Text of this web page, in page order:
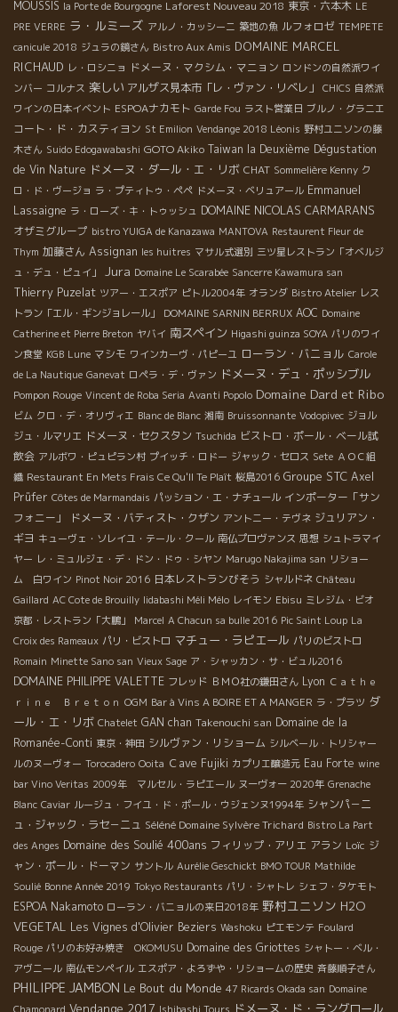
MOUSSIS la Porte de Bourgogne Laforest Nouveau 2018 東京・六本木 LE
PRE VERRE ラ・ルミーズ アルノ・カッシーニ 築地の魚 ルフォロゼ TEMPETE
canicule 2018 ジュラの鏡さん Bistro Aux Amis DOMAINE MARCEL
RICHAUD レ・ロシニョ ドメーヌ・マクシム・マニョン ロンドンの自然派ワイ
ンバー コルナス 楽しい アルザス見本市「レ・ヴァン・リベレ」 CHICS 自然派
ワインの日本イベント ESPOAナカモト Garde Fou ラスト営業日 ブルノ・グラニエ
コート・ド・カスティヨン St Emilion Vendange 2018 Léonis 野村ユニソンの藤
木さん Suido Edogawabashi GOTO Akiko Taiwan la Deuxième Dégustation
de Vin Nature ドメーヌ・ダール・エ・リボ CHAT Sommelière Kenny ク
ロ・ド・ヴージョ ラ・プティトゥ・ペペ ドメーヌ・ベリュアール Emmanuel
Lassaigne ラ・ローズ・キ・トゥッシュ DOMAINE NICOLAS CARMARANS
オザミグループ bistro YUIGA de Kanazawa MANTOVA Restaurent Fleur de
Thym 加藤さん Assignan les huitres マサル式選別 三ツ星レストラン「オベルジ
ュ・デュ・ピュイ」
Jura Domaine Le Scarabée Sancerre Kawamura san
Thierry Puzelat ツアー・エスポア ピトル2004年 オランダ Bistro Atelier レス
トラン「エル・ギンジョレール」
DOMAINE SARNIN BERRUX AOC Domaine
Catherine et Pierre Breton ヤバイ 南スペイン Higashi guinza SOYA パリのワイ
ン食堂 KGB Lune マシモ ワインカーヴ・パピーユ ローラン・バニョル Carole
de La Nautique Ganevat ロペラ・デ・ヴァン ドメーヌ・デュ・ポッシブル
Pompon Rouge Vincent de Roba Seria Avanti Popolo Domaine Dard et Ribo
ビム クロ・デ・オリヴィエ Blanc de Blanc 湘南 Bruissonnante Vodopivec ジョル
ジュ・ルマリエ ドメーヌ・セクスタン Tsuchida ビストロ・ポール・ベール試
飲会 アルボワ・ピュピラン村 プイッチ・ロドー ジャック・セロス Sete ＡＯＣ組
織 Restaurant En Mets Frais Ce Qu'Il Te Plaît 桜島2016 Groupe STC Axel
Prüfer Côtes de Marmandais パッション・エ・ナチュール インポーター「サン
フォニー」
ドメーヌ・バティスト・クザン アントニー・テヴネ ジュリアン・
ギヨ キューヴェ・ソレイユ・テール・クール 南仏プロヴァンス 思想 シュトラマイ
ヤー レ・ミュルジェ・デ・ドン・ドゥ・シヤン Marugo Nakajima san リショー
ム 白ワイン Pinot Noir 2016 日本レストランびそう シャルドネ Château
Gaillard AC Cote de Brouilly Iidabashi Méli Mélo レイモン Ebisu ミレジム・ビオ
京都・レストラン「大鵬」
Marcel A Chacun sa bulle 2016 Pic Saint Loup La
Croix des Rameaux パリ・ビストロ マチュー・ラピエール パリのビストロ
Romain Minette Sano san Vieux Sage ア・シャッカン・サ・ビュル2016
DOMAINE PHILIPPE VALETTE フレッド ＢＭＯ社の鎌田さん Lyon Ｃａｔｈｅ
ｒｉｎｅ Ｂｒｅｔｏｎ OGM Bar à Vins A BOIRE ET A MANGER ラ・プラツ ダ
ール・エ・リボ Chatelet GAN chan Takenouchi san Domaine de la
Romanée-Conti 東京・神田 シルヴァン・リショーム シルベール・トリシャー
ルのヌーヴォー Torocadero Ooita Ｃave Fujiki カプリエ醸造元 Eau Forte wine
bar Vino Veritas 2009年 マルセル・ラピエール ヌーヴォー 2020年 Grenache
Blanc Caviar ルージュ・フイユ・ド・ポール・ウジェンヌ1994年 シャンパ－ニ
ュ・ジャック・ラセ－ニュ Séléné Domaine Sylvère Trichard Bistro La Part
des Anges Domaine des Soulié 400ans フィリップ・アリエ アラン Loïc ジ
ャン・ポール・ドーマン サントル Aurélie Geschickt BMO TOUR Mathilde
Soulié Bonne Année 2019 Tokyo Restaurants パリ・シャトレ シェフ・タケモト
ESPOA Nakamoto ローラン・バニョルの来日2018年 野村ユニソン H2O
VEGETAL Les Vignes d'Olivier Beziers Washoku ピエモンテ Foulard
Rouge パリのお好み焼き OKOMUSU Domaine des Griottes シャトー・ベル・
アヴニール 南仏モンペイル エスポア・よろずや・リショームの歴史 斉藤順子さん
PHILIPPE JAMBON Le Bout du Monde 47 Ricards Okada san Domaine
Vendange 2017 ドメーヌ・ド・ラングロール